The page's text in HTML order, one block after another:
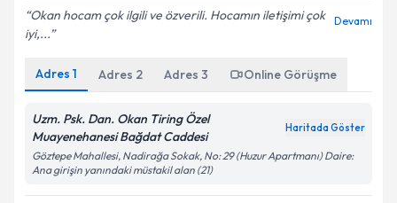
Okan hocam çok ilgili ve özverili. Hocamın iletişimi çok
iyi,...
Devamı
Adres 1 Adres 2 Adres 3 Online Görüşme
Uzm. Psk. Dan. Okan Tiring Özel
Muayenehanesi Bağdat Caddesi
Haritada Göster
Göztepe Mahallesi, Nadirağa Sokak, No: 29 (Huzur Apartmanı) Daire:
Ana girişin yanındaki müstakil alan (21)